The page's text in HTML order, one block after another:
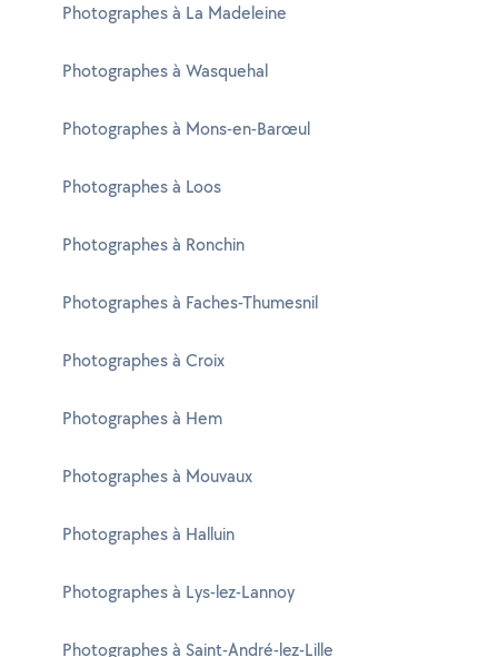
Photographes à La Madeleine
Photographes à Wasquehal
Photographes à Mons-en-Barœul
Photographes à Loos
Photographes à Ronchin
Photographes à Faches-Thumesnil
Photographes à Croix
Photographes à Hem
Photographes à Mouvaux
Photographes à Halluin
Photographes à Lys-lez-Lannoy
Photographes à Saint-André-lez-Lille